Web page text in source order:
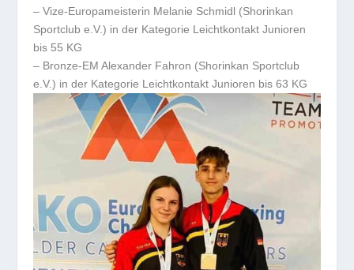
– Vize-Europameisterin Melanie Schmidl (Shorinkan
Sportclub e.V.) in der Kategorie Leichtkontakt Junioren
bis 55 KG
– Bronze-EM Alexander Fahron (Shorinkan Sportclub
e.V.) in der Kategorie Leichtkontakt Junioren bis 63 KG